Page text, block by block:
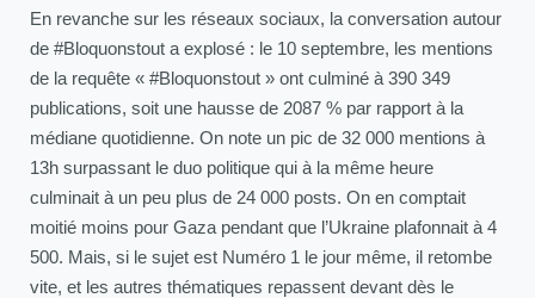
En revanche sur les réseaux sociaux, la conversation autour
de #Bloquonstout a explosé : le 10 septembre, les mentions
de la requête « #Bloquonstout » ont culminé à 390 349
publications, soit une hausse de 2087 % par rapport à la
médiane quotidienne. On note un pic de 32 000 mentions à
13h surpassant le duo politique qui à la même heure
culminait à un peu plus de 24 000 posts. On en comptait
moitié moins pour Gaza pendant que l’Ukraine plafonnait à 4
500. Mais, si le sujet est Numéro 1 le jour même, il retombe
vite, et les autres thématiques repassent devant dès le